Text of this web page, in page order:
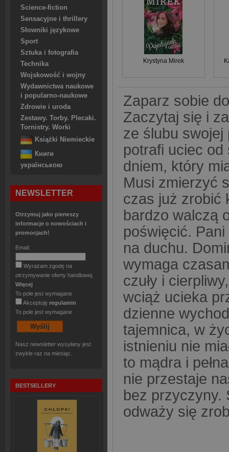
Science-fiction
Sensacyjne i thrillery
Słowniki językowe
Sport
Sztuka i fotografia
Technika
Wojskowość i wojny
Wydawnictwa naukowe
i popularno-naukowe
Zdrowie i uroda
Zestawy. Torby. Plecaki.
Tornistry. Worki
Książki Niemieckie
Книги
українською
NEWSLETTER
Otrzymuj jako pierwszy
informacje o nowościach i
promocjach!
Email:
Wyrażam zgodę na
otrzymywanie oferty handlowej.
Więcej
To pole jest wymagane
Akceptuję regulamin
To pole jest wymagane
Nasz newsletter wysyłany jest
zwykle raz na miesiąc.
BESTSELLERY
Krystyna Mirek
Zaparz sobie
Zaczytaj się i
ze ślubu swojej
potrafi uciec
dniem, który
Musi zmierzyć
czas już zrobić
bardzo walczą
poświęcić.
na duchu.
wymaga
czuły i
wciąż ucieka
dzienne
tajemnica, w
istnieniu nie
to mądra i
nie przestaje
bez przyczyny.
odważy się